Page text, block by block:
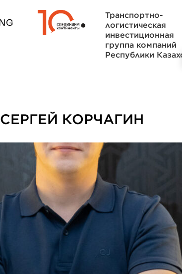
Транспортно-
логистическая
инвестиционная
группа компаний
Республики
СЕРГЕЙ КОРЧАГИН